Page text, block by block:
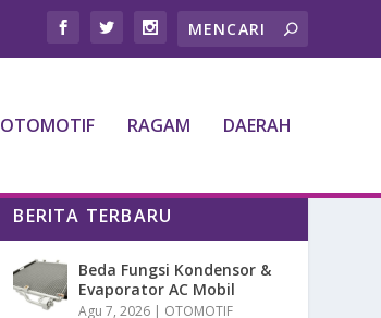
OTOMOTIF RAGAM DAERAH
BERITA TERBARU
Beda Fungsi Kondensor &
Evaporator AC Mobil
Agu 7, 2026 | OTOMOTIF